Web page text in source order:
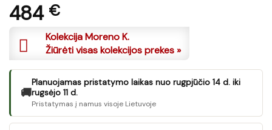
484 €
Kolekcija Moreno K.
Žiūrėti visas kolekcijos prekes »
🚚
Planuojamas pristatymo laikas nuo rugpjūčio 14 d. iki
rugsėjo 11 d.
Pristatymas į namus visoje Lietuvoje